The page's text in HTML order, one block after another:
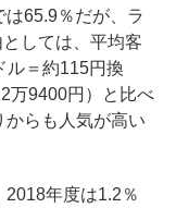
65.9％だが、ラ
しては、平均客
ル＝約115円換
万9400円）と比べ
からも人気が高い
年度は1.2％